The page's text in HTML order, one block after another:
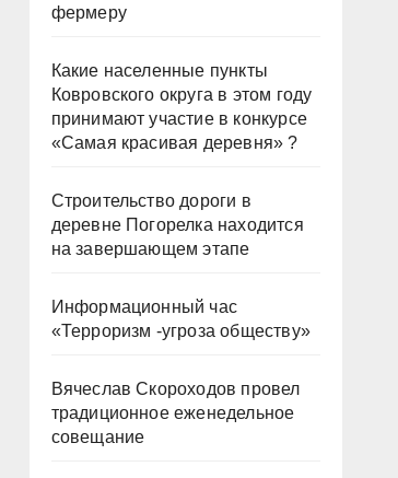
фермеру
Какие населенные пункты
Ковровского округа в этом году
принимают участие в конкурсе
«Самая красивая деревня» ?
Строительство дороги в
деревне Погорелка находится
на завершающем этапе
Информационный час
«Терроризм -угроза обществу»
Вячеслав Скороходов провел
традиционное еженедельное
совещание